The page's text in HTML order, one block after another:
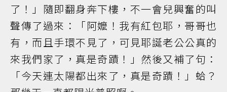
了！」隨即翻身奔下樓，不一會兒興奮的叫
聲傳了過來：「阿嬤！我有紅包耶，哥哥也
有，而且手環不見了，可見耶誕老公公真的
來我們家了，真是奇蹟！」然後又補了句：
「今天連太陽都出來了，真是奇蹟！」蛤？